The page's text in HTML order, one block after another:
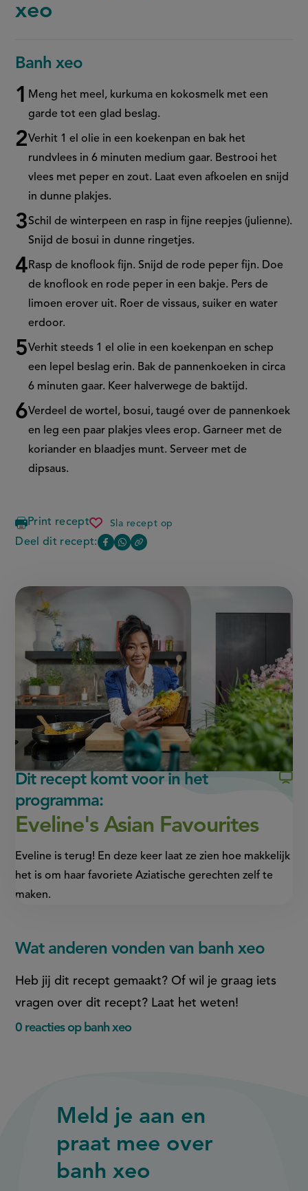
xeo
Banh xeo
Meng het meel, kurkuma en kokosmelk met een
garde tot een glad beslag.
Verhit 1 el olie in een koekenpan en bak het
rundvlees in 6 minuten medium gaar. Bestrooi het
vlees met peper en zout. Laat even afkoelen en snijd
in dunne plakjes.
Schil de winterpeen en rasp in fijne reepjes (julienne).
Snijd de bosui in dunne ringetjes.
Rasp de knoflook fijn. Snijd de rode peper fijn. Doe
de knoflook en rode peper in een bakje. Pers de
limoen erover uit. Roer de vissaus, suiker en water
erdoor.
Verhit steeds 1 el olie in een koekenpan en schep
een lepel beslag erin. Bak de pannenkoeken in circa
6 minuten gaar. Keer halverwege de baktijd.
Verdeel de wortel, bosui, taugé over de pannenkoek
en leg een paar plakjes vlees erop. Garneer met de
koriander en blaadjes munt. Serveer met de
dipsaus.
Print recept Sla recept op
banh
xeo
Deel dit recept:
Deel
Facebook
(opent
in
nieuw
venster,
externe
link)
Deel
WhatsApp
(opent
in
nieuw
venster,
externe
link)
Copy
of
Dit recept komt voor in het
programma:
Eveline's Asian Favourites
Eveline is terug! En deze keer laat ze zien hoe makkelijk
het is om haar favoriete Aziatische gerechten zelf te
maken.
Wat anderen vonden van banh xeo
Heb jij dit recept gemaakt? Of wil je graag iets
vragen over dit recept? Laat het weten!
0 reacties op banh xeo
Meld je aan en
praat mee over
banh xeo